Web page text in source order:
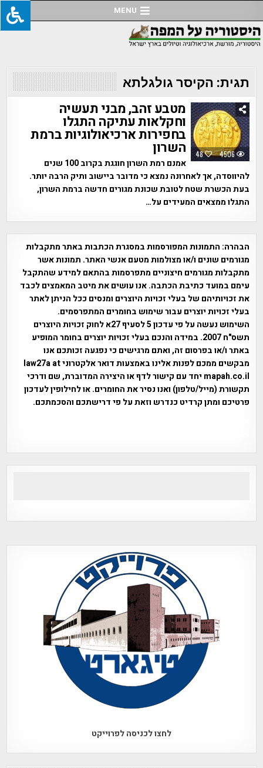
to
content
MENU
תגית: הקיסר גולגלתא
48 4506
מטבע זהב, מבני תעשיה
וחקלאות עתיקה התגלו
בחפירות ארכיאולוגיות ברמת
השרון
אמנם רמת השרון חוגגת בקרוב 100 שנים
להיווסדה, אך לאחרונה נמצא כי מדובר ביישוב ותיק הרבה יותר.
בעת הכשרת שטח לטובת שכונת מגורים חדשה ברמת השרון,
התגלו ממצאים המעידים על…
הבהרה: התמונות המפורסמות במסגרת הכתבות באתר מתקבלות
מגורמים שונים ו/או מצולמות מטעם אנשי האתר. תמונות אשר
מתקבלות מגורמים חיצוניים מתפרסמות בהתאם למידע שהתקבל
עימם במועד כתיבת הכתבה. אנו עושים את מיטב המאמצים לכבד
את זכויותיהם של בעלי זכויות היוצרים ומנסים ככל הניתן לאתר
בעלי זכויות יוצרים עבור שימוש בחומרים המתפרסמים.
השימוש נעשה על פי עדכון 5 לסעיף 27א לחוק זכויות היוצרים
תשס"ח 2007. במידה והנכם בעלי זכויות יוצרים בחומר המופיע
באתר ו/או בפרסום זה, ואתם מרגישים כי נפגעה זכותכם אנו
מבקשים ממכם לפנות אלינו באמצעות דואר אלקטרוני law27a at
mapah.co.il יחד עם קישור לדף או היצירה המדוברת, שם ודרכי
תקשורת (מייל/טלפון) ואנו נסיר את החומרים. או לחילופין לעדכון
פרטיכם ומתן קרדיט כנדרש וזאת על פי דרישתכם והסכמתכם.
לחצו לכניסה לפרוייקט